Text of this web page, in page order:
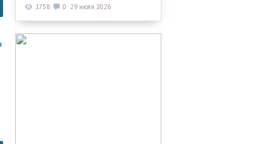
1758 0 29 июля 2026